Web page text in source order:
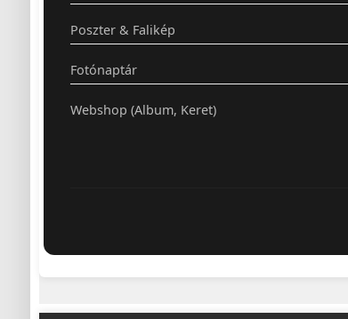
Poszter & Falikép
Fotónaptár
Webshop (Album, Keret)